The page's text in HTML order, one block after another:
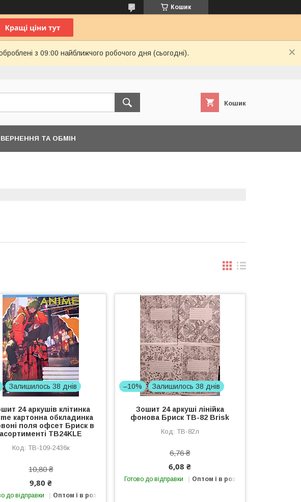
Кошик
з 09:00 найближчого робочого дня (сьогодні).
Кошик
ТА ОБМІН
Залишилось 38 днів
24 аркушів клітинка
картонна обкладинка
поля офсет Бриск в
асортименті TB24KLE
TB-109-2436к
10,80 ₴
9,80 ₴
до відправки Оптом і в роздріб
–10% Залишилось 38 днів
Зошит 24 аркуші лінійка
фонова Бриск TB-82 Brisk
TВ-82л
6,76 ₴
6,08 ₴
Готово до відправки Оптом і в роздріб